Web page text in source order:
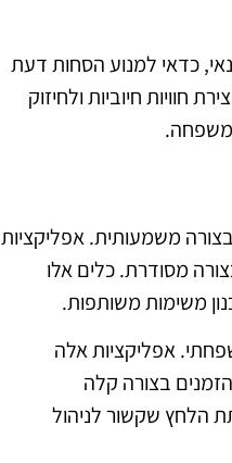
כדאי למנוע הסחות דעת
חוויות חיוביות ולחיזוק
משמעותית. אפליקציות
מסודרת. כלים אלו
משימות משותפות.
אפליקציות אלה
בצורה קלה
הלחץ שקשור לניהול